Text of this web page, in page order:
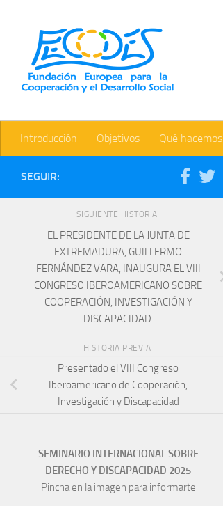
Introducción Objetivos Qué hacemos
SEGUIR:
SIGUIENTE HISTORIA
EL PRESIDENTE DE LA JUNTA DE
EXTREMADURA, GUILLERMO
FERNÁNDEZ VARA, INAUGURA EL VIII
CONGRESO IBEROAMERICANO SOBRE
COOPERACIÓN, INVESTIGACIÓN Y
DISCAPACIDAD.
HISTORIA PREVIA
Presentado el VIII Congreso
Iberoamericano de Cooperación,
Investigación y Discapacidad
SEMINARIO INTERNACIONAL SOBRE
DERECHO Y DISCAPACIDAD 2025
Pincha en la imagen para informarte